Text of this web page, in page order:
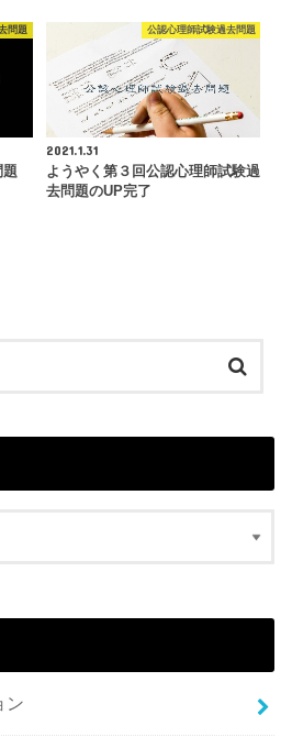
問題 公認心理師試験過去問題
2021.1.31
ようやく第３回公認心理師試験過
去問題のUP完了
ン